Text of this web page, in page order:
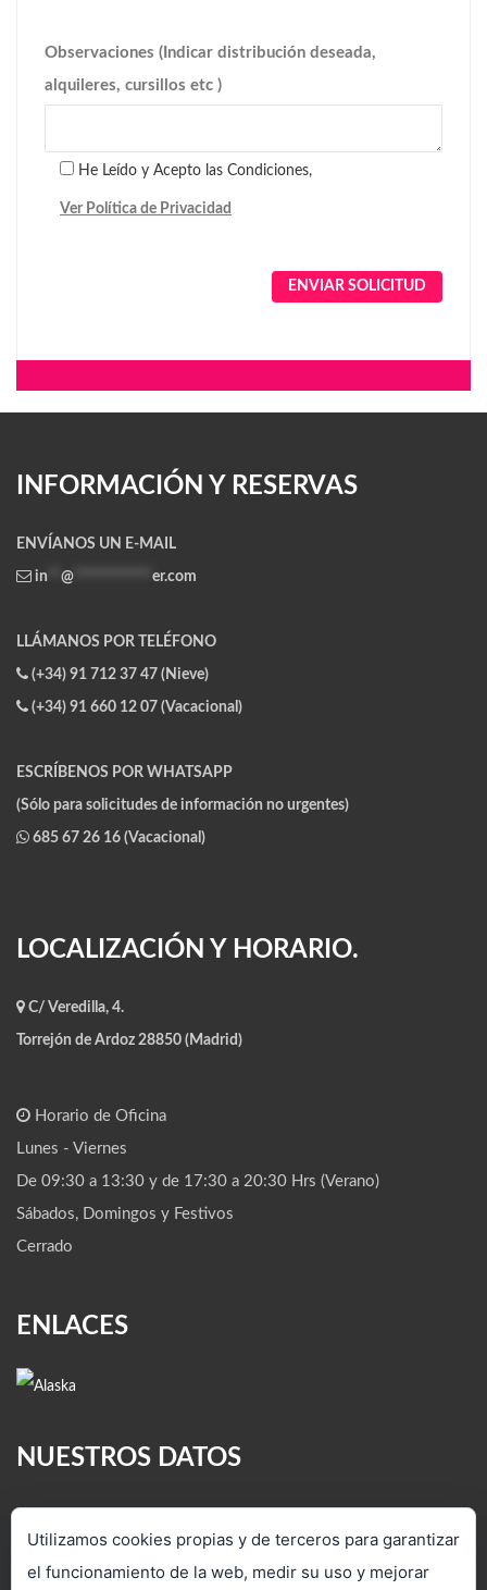
Observaciones (Indicar distribución deseada,
alquileres, cursillos etc )
He Leído y Acepto las Condiciones,
Ver Política de Privacidad
INFORMACIÓN Y RESERVAS
ENVÍANOS UN E-MAIL
in @ er.com
LLÁMANOS POR TELÉFONO
(+34) 91 712 37 47 (Nieve)
(+34) 91 660 12 07 (Vacacional)
ESCRÍBENOS POR WHATSAPP
(Sólo para solicitudes de información no urgentes)
685 67 26 16 (Vacacional)
LOCALIZACIÓN Y HORARIO.
C/ Veredilla, 4.
Torrejón de Ardoz 28850 (Madrid)
Horario de Oficina
Lunes - Viernes
De 09:30 a 13:30 y de 17:30 a 20:30 Hrs (Verano)
Sábados, Domingos y Festivos
Cerrado
ENLACES
NUESTROS DATOS
Utilizamos cookies propias y de terceros para garantizar
el funcionamiento de la web, medir su uso y mejorar